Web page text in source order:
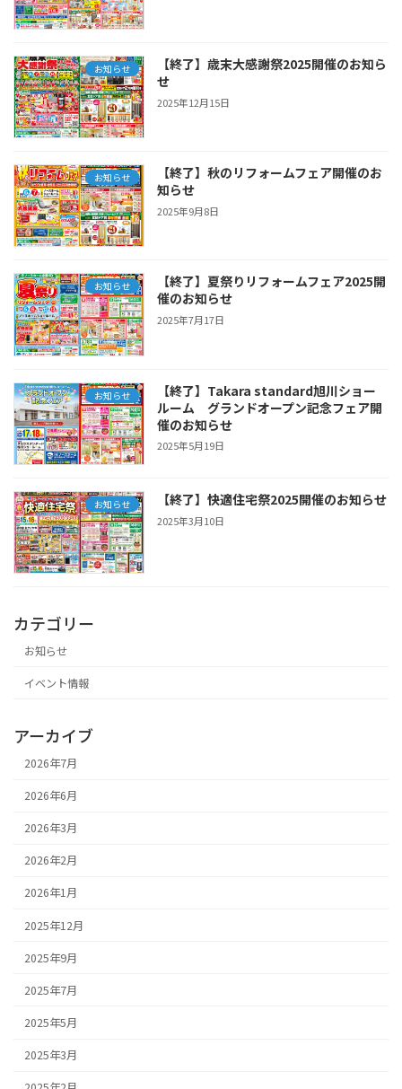
お知らせ
【終了】歳末大感謝祭2025開催のお知ら
せ
2025年12月15日
お知らせ
【終了】秋のリフォームフェア開催のお
知らせ
2025年9月8日
お知らせ
【終了】夏祭りリフォームフェア2025開
催のお知らせ
2025年7月17日
お知らせ
【終了】Takara standard旭川ショー
ルーム グランドオープン記念フェア開
催のお知らせ
2025年5月19日
お知らせ 【終了】快適住宅祭2025開催のお知らせ
2025年3月10日
カテゴリー
お知らせ
イベント情報
アーカイブ
2026年7月
2026年6月
2026年3月
2026年2月
2026年1月
2025年12月
2025年9月
2025年7月
2025年5月
2025年3月